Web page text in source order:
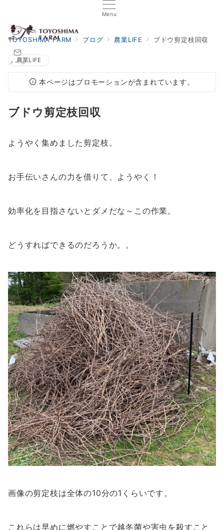
Menu
メール
TOYOSHIMA FARM ブログ 農業LIFE ブドウ剪定枝回収
農業LIFE
本ページはプロモーションが含まれています。
ブドウ剪定枝回収
ようやく集めました剪定枝。
お手伝いさんの力を借りて、ようやく！
効率化を目指さないとダメだな～この作業。
どうすればできるのだろうか。。
画像の剪定枝は全体の10分の1くらいです。
これらは早めに燃やすことで越冬菌や害虫を殺すこと